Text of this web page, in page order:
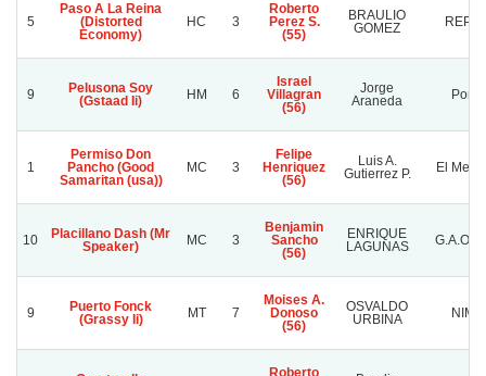
5
Paso A La Reina
(Distorted
Economy)
HC 3
Roberto
Perez S.
(55)
BRAULIO
GOMEZ
9
Pelusona Soy
(Gstaad Ii)
HM 6
Israel
Villagran
(56)
Jorge
Araneda
1
Permiso Don
Pancho (Good
Samaritan (usa))
MC 3
Felipe
Henriquez
(56)
Luis A.
Gutierrez P.
El Mero
10
Placillano Dash (Mr
Speaker)
MC 3
Benjamin
Sancho
(56)
ENRIQUE
LAGUNAS
9
Puerto Fonck
(Grassy Ii)
MT 7
Moises A.
Donoso
(56)
OSVALDO
URBINA